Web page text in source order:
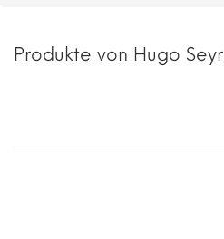
Produkte von Hugo Seyr